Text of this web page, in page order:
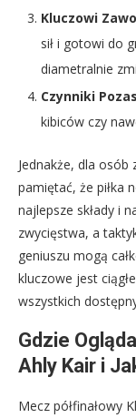
Kluczowi
sił i gotowi do
diametralnie
Czynniki
kibiców czy
Jednakże, dla osób
pamiętać, że piłka
najlepsze składy i
zwycięstwa, a
geniuszu mogą
kluczowe jest
wszystkich
Gdzie
Ahly Kair i
Mecz półfinałowy